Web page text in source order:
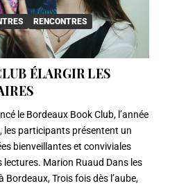
RENCONTRES
ÉLARGIR LES
le Bordeaux Book Club, l’année
les participants présentent un
bienveillantes et conviviales
Marion Ruaud Dans les
Trois fois dès l’aube,